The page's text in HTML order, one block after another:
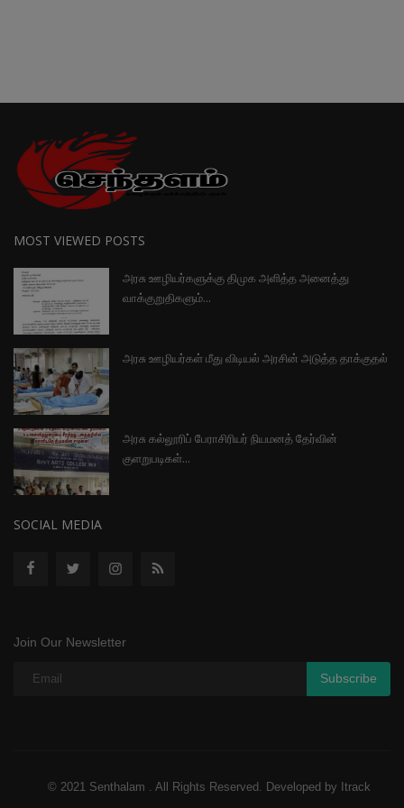
MOST VIEWED POSTS
அரசு ஊழியர்களுக்கு திமுக அளித்த அனைத்து
வாக்குறுதிகளும்...
அரசு ஊழியர்கள் மீது விடியல் அரசின் அடுத்த தாக்குதல்
அரசு கல்லூரிப் பேராசிரியர் நியமனத் தேர்வின்
குளறுபடிகள்...
SOCIAL MEDIA
Join Our Newsletter
Subscribe
© 2021 Senthalam . All Rights Reserved. Developed by Itrack